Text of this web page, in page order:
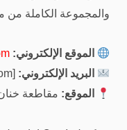
والمجموعة الكاملة من
الموقع الإلكتروني: www.kelaiii.com
البريد الإلكتروني: [
الموقع: مقاطعة